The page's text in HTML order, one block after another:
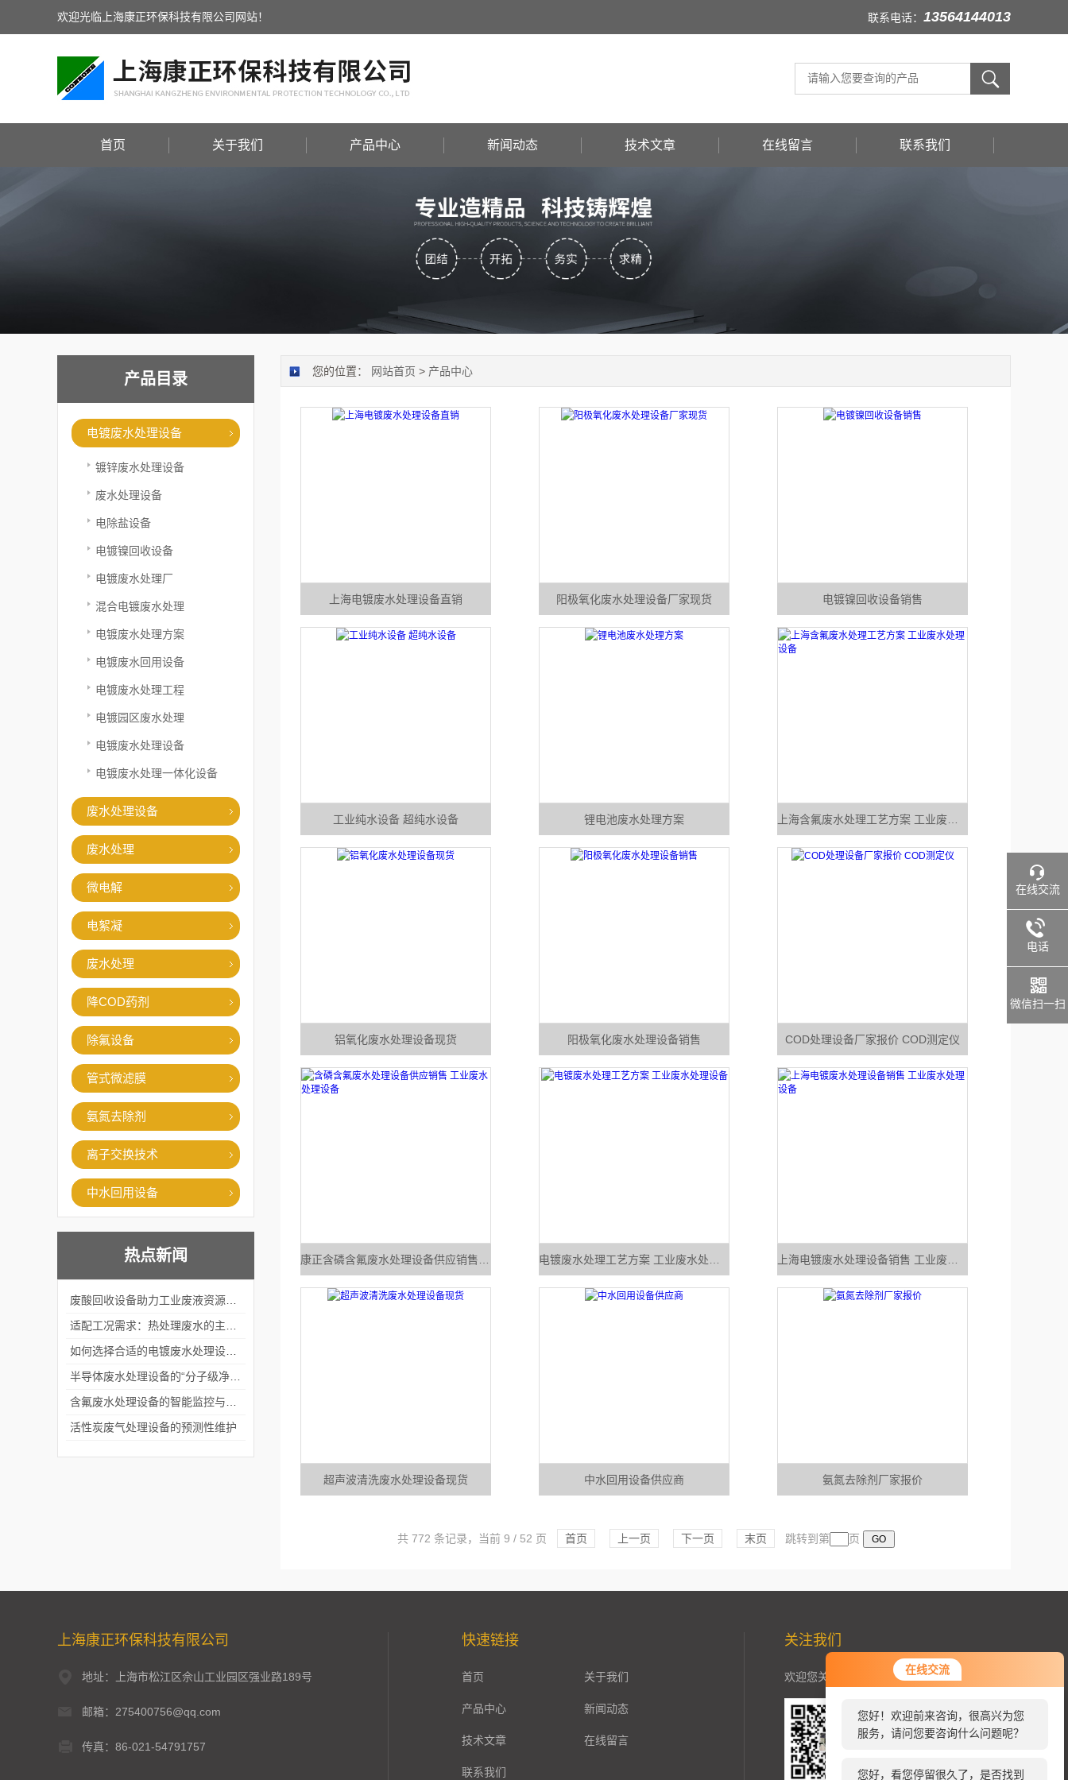
在线交流
您好！欢迎前来咨询，很高兴为您
服务，请问您要咨询什么问题呢？
您好，看您停留很久了，是否找到
了需求产品，您可以直接在线与我
欢迎光临上海康正环保科技有限公司网站！ 联系电话： 13564144013
首页 关于我们 产品中心 新闻动态 技术文章 在线留言 联系我们
产品目录
电镀废水处理设备
镀锌废水处理设备
废水处理设备
电除盐设备
电镀镍回收设备
电镀废水处理厂
混合电镀废水处理
电镀废水处理方案
电镀废水回用设备
电镀废水处理工程
电镀园区废水处理
电镀废水处理设备
电镀废水处理一体化设备
废水处理设备
废水处理
微电解
电絮凝
废水处理
降COD药剂
除氟设备
管式微滤膜
氨氮去除剂
离子交换技术
中水回用设备
热点新闻
活性炭废气处理设备的预测性维护
您的位置： 网站首页 > 产品中心
上海电镀废水处理设备直销 阳极氧化废水处理设备厂家现货 电镀镍回收设备销售
工业纯水设备 超纯水设备 锂电池废水处理方案
铝氧化废水处理设备现货 阳极氧化废水处理设备销售 COD处理设备厂家报价 COD测定仪
超声波清洗废水处理设备现货 中水回用设备供应商 氨氮去除剂厂家报价
共 772 条记录，当前 9 / 52 页 首页 上一页 下一页 末页 跳转到第 页
上海康正环保科技有限公司
地址：上海市松江区佘山工业园区强业路189号
邮箱：275400756@qq.com
传真：86-021-54791757
快速链接
首页 关于我们
产品中心 新闻动态
技术文章 在线留言
联系我们
关注我们
欢迎您关注加我微信了解更多信息：
关注我们
在线交流
电话
微信扫一扫